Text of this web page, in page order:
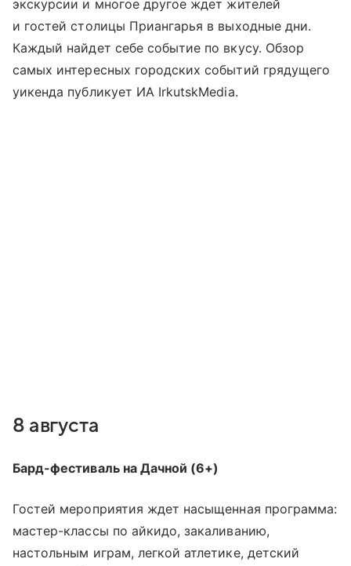
экскурсии и многое другое ждет жителей
и гостей столицы Приангарья в выходные дни.
Каждый найдет себе событие по вкусу. Обзор
самых интересных городских событий грядущего
уикенда публикует ИА IrkutskMedia.
8 августа
Бард-фестиваль на Дачной (6+)
Гостей мероприятия ждет насыщенная программа:
мастер-классы по айкидо, закаливанию,
настольным играм, легкой атлетике, детский